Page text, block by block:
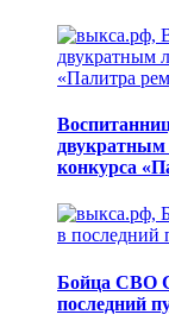
двукратным
конкурса
Бойца СВО
последний